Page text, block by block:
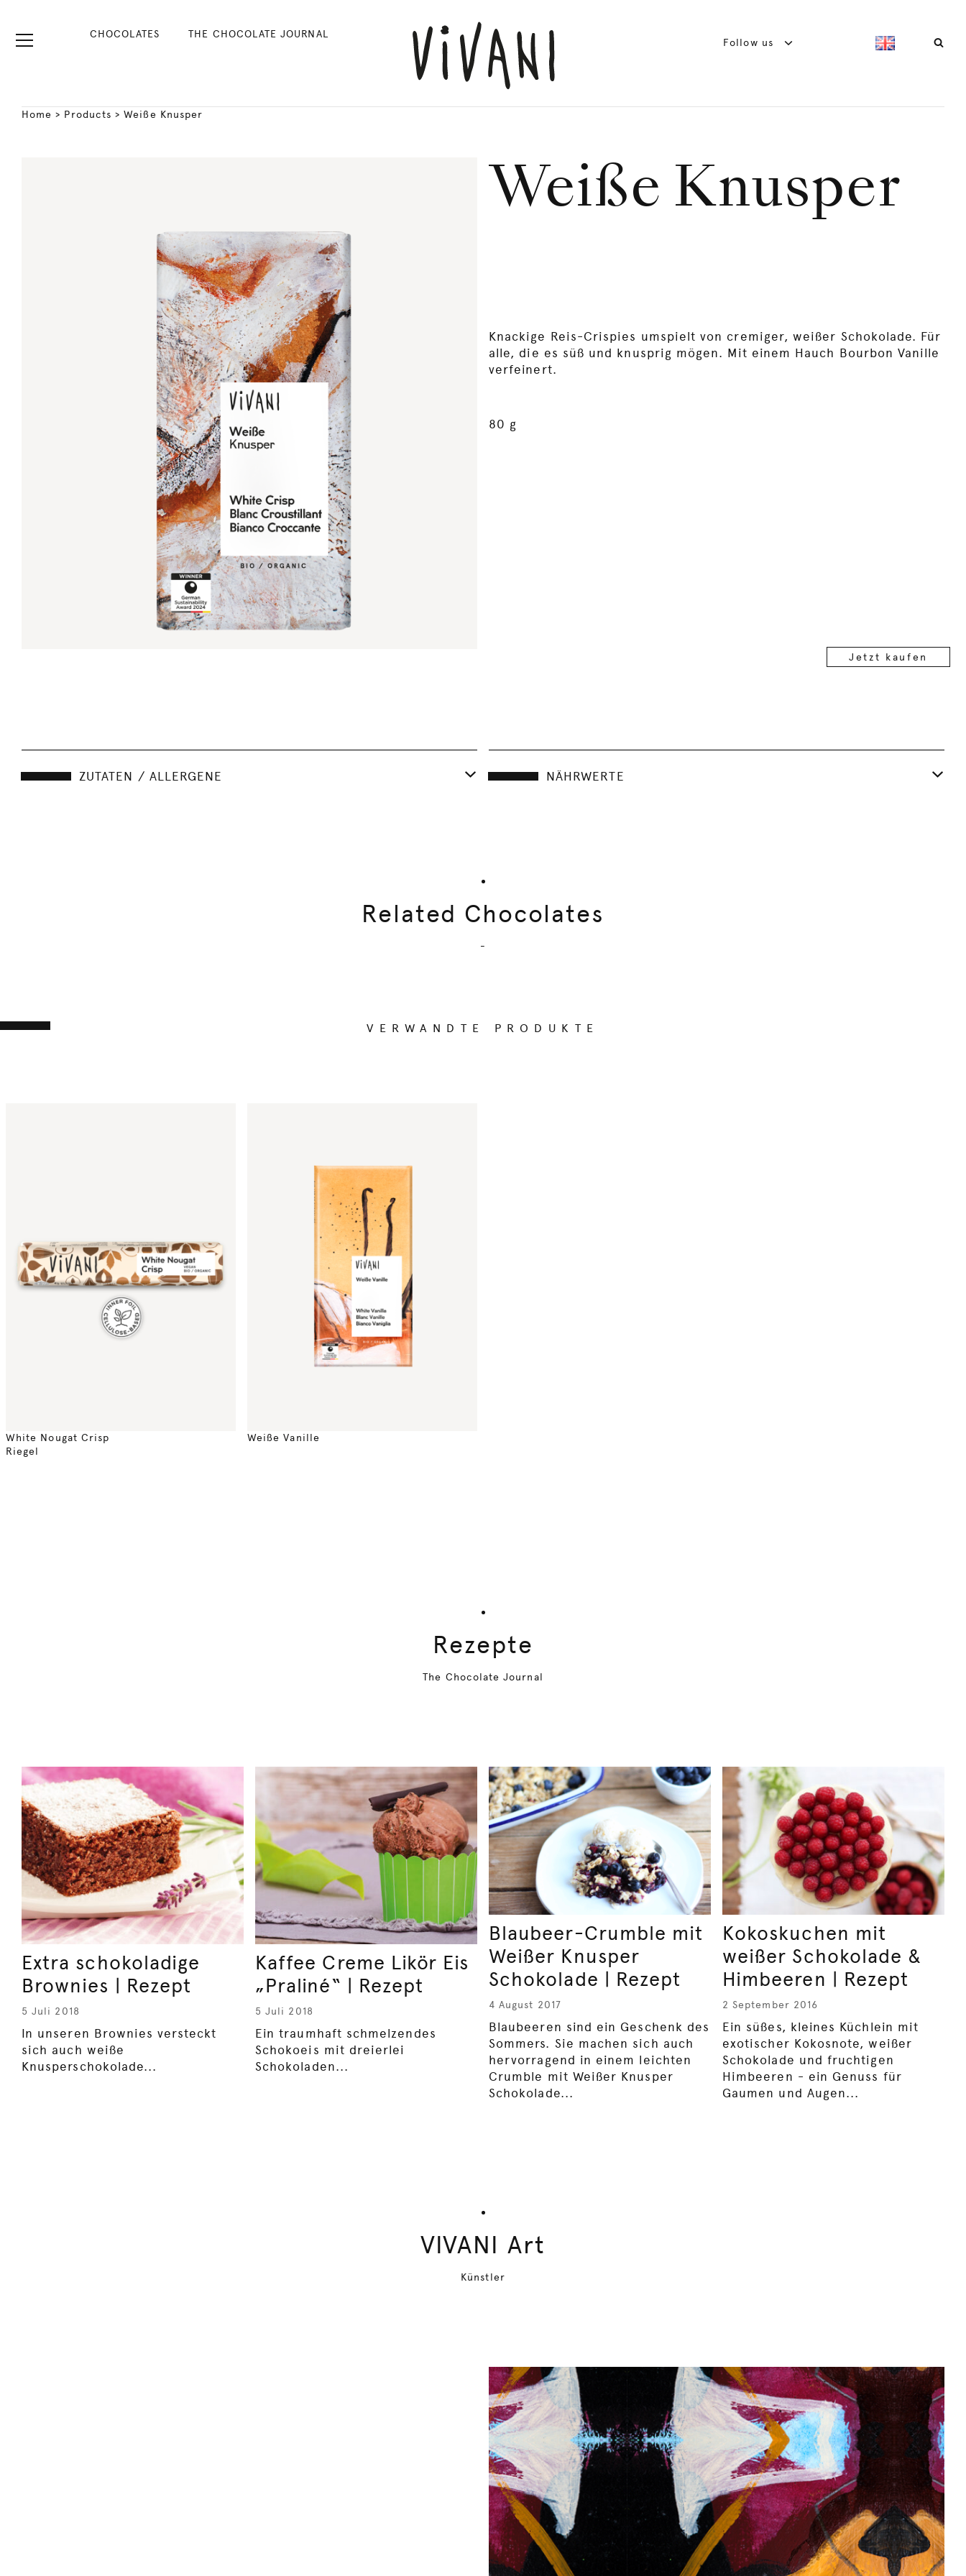
CHOCOLATES THE CHOCOLATE JOURNAL
Follow us
Home > Products >Weiße Knusper
Weiße Knusper
Knackige Reis-Crispies umspielt von cremiger, weißer Schokolade. Für
alle, die es süß und knusprig mögen. Mit einem Hauch Bourbon Vanille
verfeinert.
80 g
Jetzt kaufen
ZUTATEN / ALLERGENE NÄHRWERTE
Related Chocolates
-
VERWANDTE PRODUKTE
White Nougat Crisp
Riegel
Weiße Vanille
Rezepte
The Chocolate Journal
Extra schokoladige
Brownies | Rezept
5 Juli 2018
In unseren Brownies versteckt
sich auch weiße
Knusperschokolade...
Kaffee Creme Likör Eis
„Praliné“ | Rezept
5 Juli 2018
Ein traumhaft schmelzendes
Schokoeis mit dreierlei
Schokoladen...
Blaubeer-Crumble mit
Weißer Knusper
Schokolade | Rezept
4 August 2017
Blaubeeren sind ein Geschenk des
Sommers. Sie machen sich auch
hervorragend in einem leichten
Crumble mit Weißer Knusper
Schokolade...
Kokoskuchen mit
weißer Schokolade &
Himbeeren | Rezept
2 September 2016
Ein süßes, kleines Küchlein mit
exotischer Kokosnote, weißer
Schokolade und fruchtigen
Himbeeren - ein Genuss für
Gaumen und Augen...
VIVANI Art
Künstler